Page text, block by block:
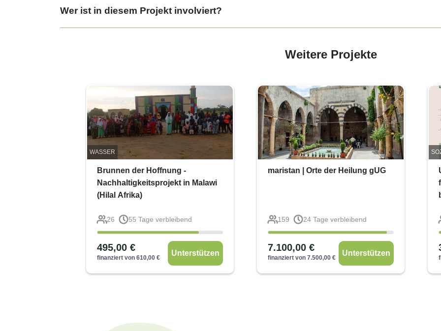
Wer ist in diesem Projekt involviert?
Weitere Projekte
WASSER
Brunnen der Hoffnung -
Nachhaltigkeitsprojekt in Malawi
(Hilal Afrika)
26 55 Tage verbleibend
495,00 €
finanziert von 610,00 €
Unterstützen
maristan | Orte der Heilung gUG
159 24Tage verbleibend
7.100,00€
finanziert von 7.500,00€
Unterstützen